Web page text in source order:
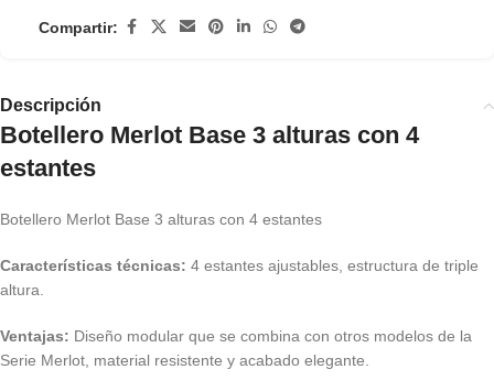
Compartir:
Descripción
Botellero Merlot Base 3 alturas con 4
estantes
Botellero Merlot Base 3 alturas con 4 estantes
Características técnicas: 4 estantes ajustables, estructura de triple
altura.
Ventajas: Diseño modular que se combina con otros modelos de la
Serie Merlot, material resistente y acabado elegante.